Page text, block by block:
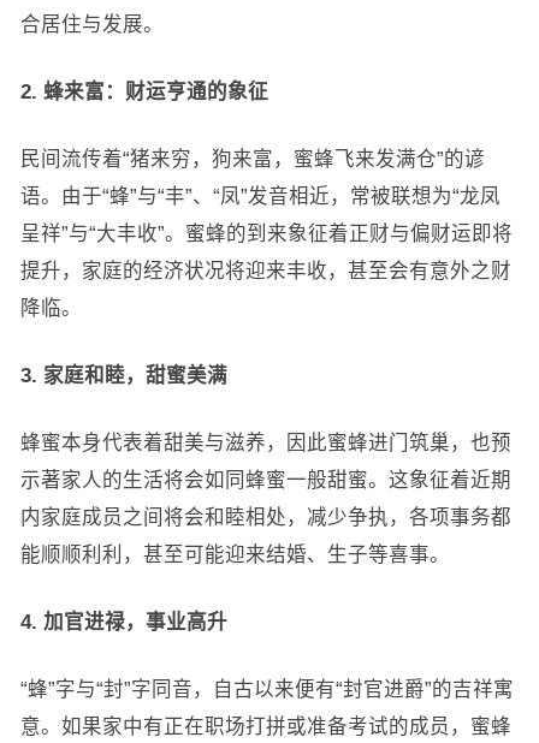
合居住与发展。
2. 蜂来富：财运亨通的象征
民间流传着“猪来穷，狗来富，蜜蜂飞来发满仓”的谚
语。由于“蜂”与“丰”、“凤”发音相近，常被联想为“龙凤
呈祥”与“大丰收”。蜜蜂的到来象征着正财与偏财运即将
提升，家庭的经济状况将迎来丰收，甚至会有意外之财
降临。
3. 家庭和睦，甜蜜美满
蜂蜜本身代表着甜美与滋养，因此蜜蜂进门筑巢，也预
示著家人的生活将会如同蜂蜜一般甜蜜。这象征着近期
内家庭成员之间将会和睦相处，减少争执，各项事务都
能顺顺利利，甚至可能迎来结婚、生子等喜事。
4. 加官进禄，事业高升
“蜂”字与“封”字同音，自古以来便有“封官进爵”的吉祥寓
意。如果家中有正在职场打拼或准备考试的成员，蜜蜂